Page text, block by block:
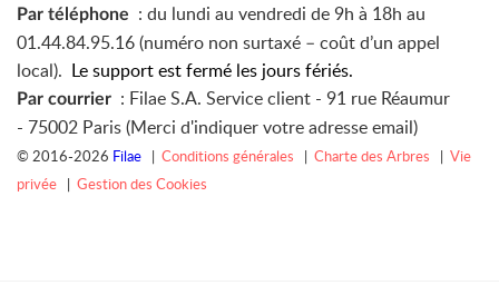
Par téléphone : du lundi au vendredi de 9h à 18h au
01.44.84.95.16 (numéro non surtaxé – coût d’un appel
local). Le support est fermé les jours fériés.
Par courrier : Filae S.A. Service client - 91 rue Réaumur
- 75002 Paris (Merci d'indiquer votre adresse email)
© 2016-2026 Filae | Conditions générales | Charte des Arbres | Vie
privée | Gestion des Cookies